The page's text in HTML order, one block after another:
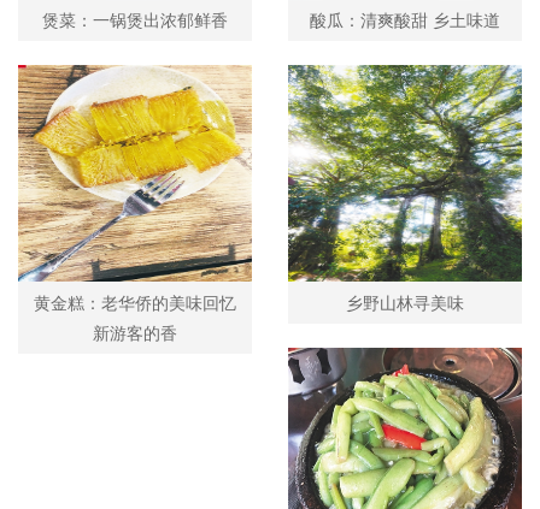
煲菜：一锅煲出浓郁鲜香 酸瓜：清爽酸甜 乡土味道
黄金糕：老华侨的美味回忆
新游客的香
乡野山林寻美味